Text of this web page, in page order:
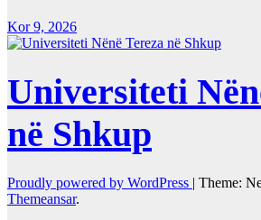
Kor 9, 2026
Universiteti
në Shkup
Proudly powered by WordPress | Theme:
Themeansar.